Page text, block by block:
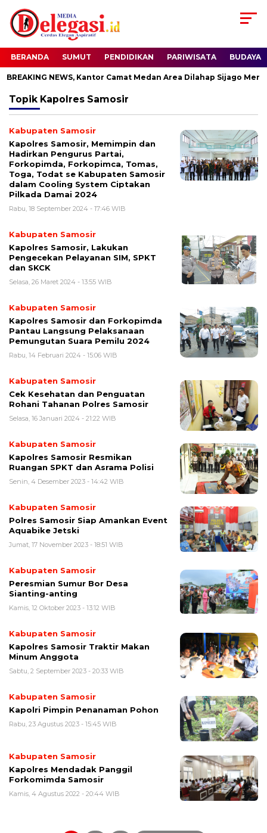
BERANDA SUMUT PENDIDIKAN PARIWISATA BUDAYA
NEWS, Kantor Camat Medan Area Dilahap Sijago Merah
Topik Kapolres Samosir
Kabupaten Samosir
Kapolres Samosir, Memimpin dan
Hadirkan Pengurus Partai,
Forkopimda, Forkopimca, Tomas,
Toga, Todat se Kabupaten Samosir
dalam Cooling System Ciptakan
Pilkada Damai 2024
Rabu, 18 September 2024 - 17:46 WIB
Kabupaten Samosir
Kapolres Samosir, Lakukan
Pengecekan Pelayanan SIM, SPKT
dan SKCK
Selasa, 26 Maret 2024 - 13:55 WIB
Kabupaten Samosir
Kapolres Samosir dan Forkopimda
Pantau Langsung Pelaksanaan
Pemungutan Suara Pemilu 2024
Rabu, 14 Februari 2024 - 15:06 WIB
Kabupaten Samosir
Cek Kesehatan dan Penguatan
Rohani Tahanan Polres Samosir
Selasa, 16 Januari 2024 - 21:22 WIB
Kabupaten Samosir
Kapolres Samosir Resmikan
Ruangan SPKT dan Asrama Polisi
Senin, 4 Desember 2023 - 14:42 WIB
Kabupaten Samosir
Polres Samosir Siap Amankan Event
Aquabike Jetski
Jumat, 17 November 2023 - 18:51 WIB
Kabupaten Samosir
Peresmian Sumur Bor Desa
Sianting-anting
Kamis, 12 Oktober 2023 - 13:12 WIB
Kabupaten Samosir
Kapolres Samosir Traktir Makan
Minum Anggota
Sabtu, 2 September 2023 - 20:33 WIB
Kabupaten Samosir
Kapolri Pimpin Penanaman Pohon
Rabu, 23 Agustus 2023 - 15:45 WIB
Kabupaten Samosir
Kapolres Mendadak Panggil
Forkomimda Samosir
Kamis, 4 Agustus 2022 - 20:44 WIB